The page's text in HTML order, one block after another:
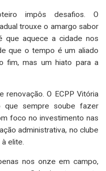
impôs desafios. O
trouxe o amargo sabor
que aquece a cidade nos
que o tempo é um aliado
fim, mas um hiato para a
O ECPP Vitória
que sempre soube fazer
foco no investimento nas
administrativa, no clube
elite.
nos onze em campo,